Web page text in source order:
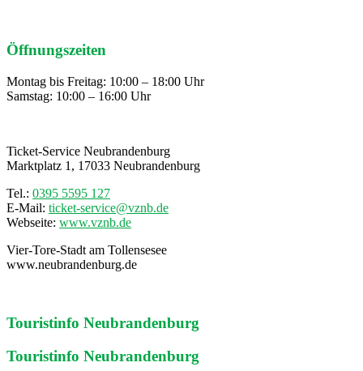
Öffnungszeiten
Montag bis Freitag: 10:00 – 18:00 Uhr
Samstag: 10:00 – 16:00 Uhr
Ticket-Service Neubrandenburg
Marktplatz 1, 17033 Neubrandenburg
Tel.: 0395 5595 127
E-Mail: ticket-service@vznb.de
Webseite: www.vznb.de
Vier-Tore-Stadt am Tollensesee
www.neubrandenburg.de
Touristinfo Neubrandenburg
Touristinfo Neubrandenburg